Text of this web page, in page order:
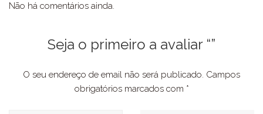
Não há comentários ainda.
Seja o primeiro a avaliar “”
O seu endereço de email não será publicado. Campos
obrigatórios marcados com *